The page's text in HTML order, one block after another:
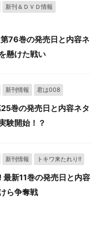
新刊＆ＤＶＤ情報
76巻の発売日と内容ネ
懸けた戦い
新刊情報 君は008
巻の発売日と内容ネタ
験開始！？
新刊情報 トキワ来たれり!!
最新11巻の発売日と内容
ら争奪戦